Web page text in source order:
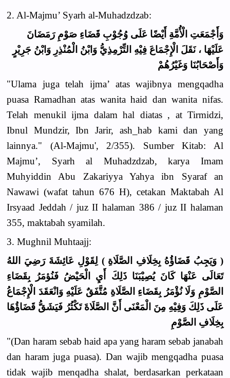
2. Al-Majmu’ Syarh al-Muhadzdzab:
وَأَجْمَعَتِ الْأُمَّةِ أَيْضًا عَلَى وُجُوْبِ قَضَاءِ صَوْمِ رَمَضَانَ
عَلَيْهَا ، نَقَلَ الْإِجْمَاعَ فِيْهِ التِّرْمِذِيُّ وَابْنُ الْمُنْذِرِ وَابْنُ جَرِيْرٍ
وَأَصْحَابُنَا وَغَيْرُهُمْ
"Ulama juga telah ijma’ atas wajibnya mengqadha
puasa Ramadhan atas wanita haid dan wanita nifas.
Telah menukil ijma dalam hal diatas , at Tirmidzi,
Ibnul Mundzir, Ibn Jarir, ash_hab kami dan yang
lainnya." (Al-Majmu', 2/355). Sumber Kitab: Al
Majmu’, Syarh al Muhadzdzab, karya Imam
Muhyiddin Abu Zakariyya Yahya ibn Syaraf an
Nawawi (wafat tahun 676 H), cetakan Maktabah Al
Irsyaad Jeddah / juz II halaman 386 / juz II halaman
355, maktabah syamilah.
3. Mughnil Muhtaajj:
( وَيَجِبُ قَضَاؤُهُ بِخِلَافِ الصَّلَاةِ ) لِقَوْلِ عَائِشَةَ رَضِيَ اللهُ
تَعَالَى عَنْهَا كَانَ يُصِيْبَنَا ذَلِكَ أَيِ الْحَيْضُ فَنُؤمَرُ بِقَضَاءِ
الصَّوْمِ وَلَا نُؤْمَرُ بِقَضَاءِ الصَّلَاةِ مُتَّفَقٌ عَلَيْهِ وَانْعَقَدَ الْإِجْمَاعُ
عَلَى ذَلِكَ وَفِيْهِ مِنَ الْمَعْنَى أَنَّ الصَّلَاةَ تَكْثُرُ فَيَشَقُّ قَضَاؤُهَا
بِخِلَافِ الصَّوْمِ
"(Dan haram sebab haid apa yang haram sebab janabah
dan haram juga puasa). Dan wajib mengqadha puasa
tidak wajib menqadha shalat, berdasarkan perkataan